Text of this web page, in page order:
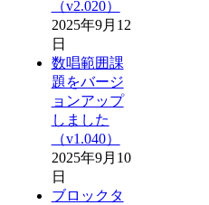
（v2.020）
2025年9月12
日
数唱範囲課
題をバージ
ョンアップ
しました
（v1.040）
2025年9月10
日
ブロックタ